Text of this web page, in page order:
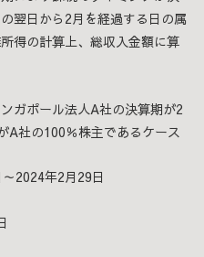
翌日から2月を経過する日の属
得の計算上、総収入金額に算
ガポール法人A社の決算期が2
A社の100％株主であるケース
2024年2月29日